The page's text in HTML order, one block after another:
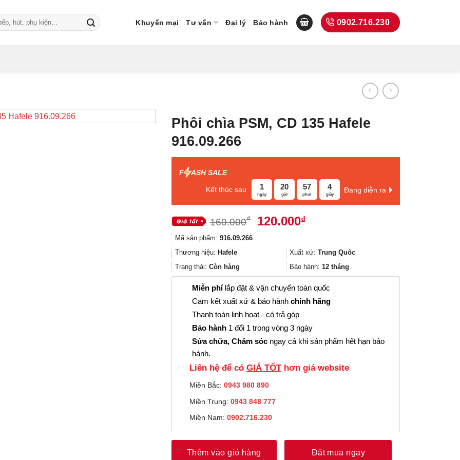
Khuyến mại Tư vấn Đại lý Bảo hành 0902.716.230
Phôi chìa PSM, CD 135 Hafele
916.09.266
F ASH SALE
Kết thúc sau 1
ngày
20
giờ
57
phút
3
giây
Đang diễn ra
160.000₫
Giá
160.000₫.
120.000₫Giá
là:
120.000₫.
Mã sản phẩm: 916.09.266
Thương hiệu: Hafele Xuất xứ: Trung Quốc
Trạng thái: Còn hàng Bảo hành: 12 tháng
Miễn phílắp đặt & vận chuyển toàn quốc
Cam kết xuất xứ & bảo hành chính hãng
Thanh toán linh hoạt - có trả góp
Bảo hành 1 đổi 1 trong vòng 3 ngày
Sửa chữa, Chăm sóc ngay cả khi sản phẩm hết hạn bảo
hành.
Liên hệ để có GIÁ TỐThơn giá website
Miền Bắc: 0943 980 890
Miền Trung: 0943 848 777
Miền Nam: 0902.716.230
Thêm vào giỏ hàng Đặt mua ngay